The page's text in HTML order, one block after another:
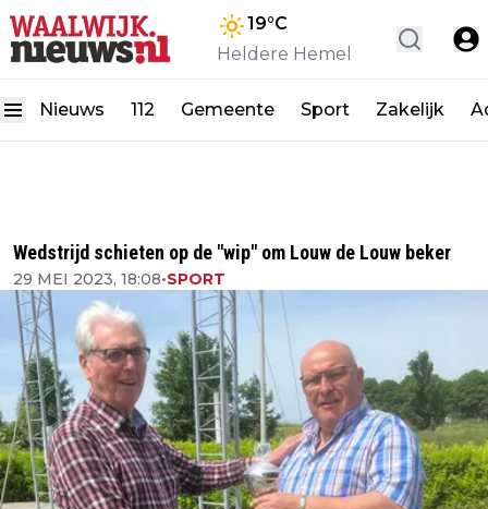
19°C
Heldere Hemel
Nieuws 112 Gemeente Sport Zakelijk
Wedstrijd schieten op de "wip" om Louw de Louw beker
29 MEI 2023, 18:08•SPORT